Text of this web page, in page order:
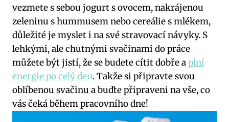
vezmete s sebou jogurt s ovocem, nakrájenou
zeleninu s hummusem nebo cereálie s mlékem,
důležité je myslet i na své stravovací návyky. S
lehkými, ale chutnými svačinami do práce
můžete být jistí, že se budete cítit dobře aplní
energie po celý den. Takže si připravte svou
oblíbenou svačinu a buďte připraveni na vše, co
vás čeká během pracovního dne!